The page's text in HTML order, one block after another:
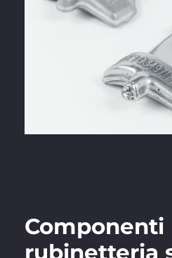
Componenti
rubinetteria